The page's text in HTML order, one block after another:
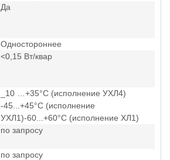
Да
Одностороннее
<0,15 Вт/квар
_10 …+35°С (исполнение УХЛ4)
-45...+45°С (исполнение
УХЛ1)-60...+60°С (исполнение ХЛ1)
по запросу
по запросу